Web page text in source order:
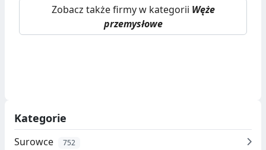
Zobacz także firmy w kategorii Węże
przemysłowe
Kategorie
Surowce 752